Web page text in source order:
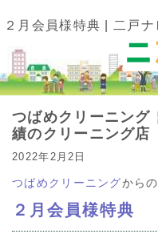
２月会員様特典 | 二戸ナ
つばめクリーニング
績のクリーニング店
2022年2月2日
つばめクリーニングから
２月会員様特典